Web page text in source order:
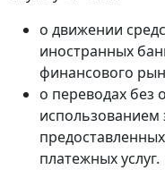
о движении
иностранных
финансового
о переводах без
использованием
платежных услуг.